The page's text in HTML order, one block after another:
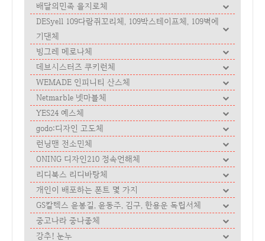
배달의민족 을지로체
DESyell 109다람쥐꼬리체, 109박스테이프체, 109벽에
기댄체
빙그레 메로나체
데브시스터즈 쿠키런체
WEMADE 인피니티 산스체
Netmarble 넷마블체
YES24 예스체
godo:디자인 고도체
런닝맨 전소민체
ONING 디자인210 정속언해체
리디북스 리디바탕체
개인이 배포하는 폰트 몇 가지
GS칼텍스 윤봉길, 윤동주, 김구, 한용운 독립서체
중고나라 중나좋체
강추! 눈누